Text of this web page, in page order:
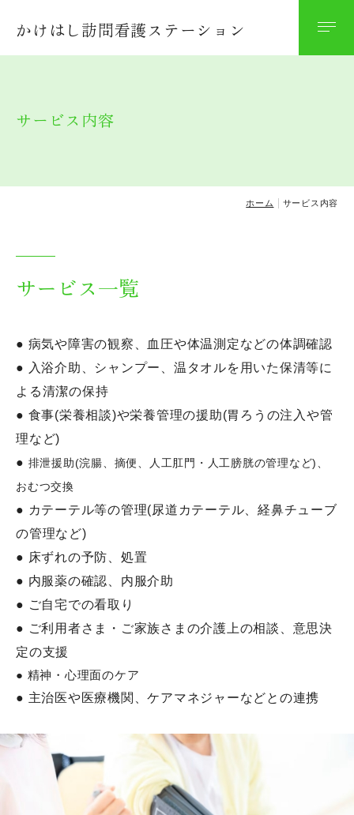
かけはし訪問看護ステーション
サービス内容
ホーム サービス内容
ごあいさつ
無料体験について
訪問看護医療DX情報活用加算について
高齢者虐待防止について
よくあるご質問
精神科訪問看護について
プロフィール
サービス一覧
● 病気や障害の観察、血圧や体温測定などの体調確認
● 入浴介助、シャンプー、温タオルを用いた保清等に
よる清潔の保持
● 食事(栄養相談)や栄養管理の援助(胃ろうの注入や管
理など)
● 排泄援助(浣腸、摘便、人工肛門・人工膀胱の管理など)、
おむつ交換
● カテーテル等の管理(尿道カテーテル、経鼻チューブ
の管理など)
● 床ずれの予防、処置
● 内服薬の確認、内服介助
● ご自宅での看取り
● ご利用者さま・ご家族さまの介護上の相談、意思決
定の支援
● 精神・心理面のケア
● 主治医や医療機関、ケアマネジャーなどとの連携